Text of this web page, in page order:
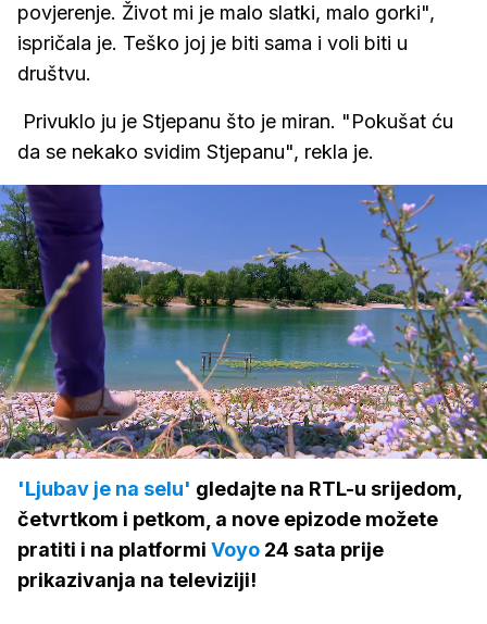
povjerenje. Život mi je malo slatki, malo gorki",
ispričala je. Teško joj je biti sama i voli biti u
društvu.
Privuklo ju je Stjepanu što je miran. "Pokušat ću
da se nekako svidim Stjepanu", rekla je.
Upali
zvuk
/
Loaded:
32.83%
'Ljubav je na selu' gledajte na RTL-u srijedom,
četvrtkom i petkom, a nove epizode možete
pratiti i na platformi Voyo 24 sata prije
prikazivanja na televiziji!